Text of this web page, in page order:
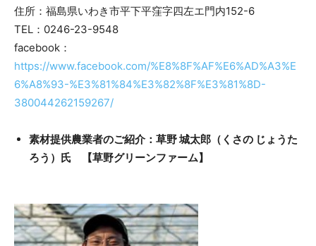
住所：福島県いわき市平下平窪字四左エ門内152-6
TEL：0246-23-9548
facebook：
https://www.facebook.com/%E8%8F%AF%E6%AD%A3%E
6%A8%93-%E3%81%84%E3%82%8F%E3%81%8D-
380044262159267/
素材提供農業者のご紹介：草野 城太郎（くさの じょうた
ろう）氏 【草野グリーンファーム】